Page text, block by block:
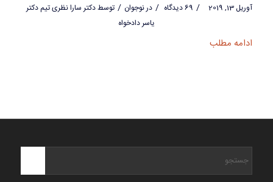
آوریل 13, 2019 / 69 دیدگاه / درنوجوان / توسطدکتر سارا نظری تیم دکتر
یاسر دادخواه
ادامه مطلب